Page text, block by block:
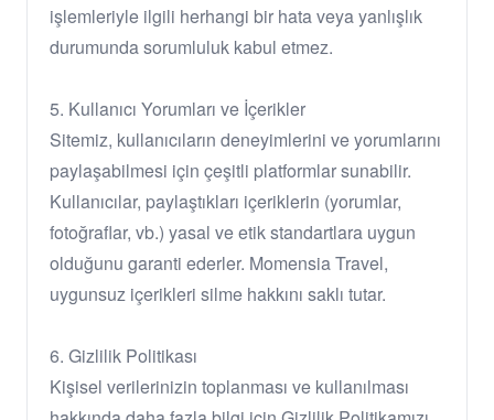
işlemleriyle ilgili herhangi bir hata veya yanlışlık
durumunda sorumluluk kabul etmez.
5. Kullanıcı Yorumları ve İçerikler
Sitemiz, kullanıcıların deneyimlerini ve yorumlarını
paylaşabilmesi için çeşitli platformlar sunabilir.
Kullanıcılar, paylaştıkları içeriklerin (yorumlar,
fotoğraflar, vb.) yasal ve etik standartlara uygun
olduğunu garanti ederler. Momensia Travel,
uygunsuz içerikleri silme hakkını saklı tutar.
6. Gizlilik Politikası
Kişisel verilerinizin toplanması ve kullanılması